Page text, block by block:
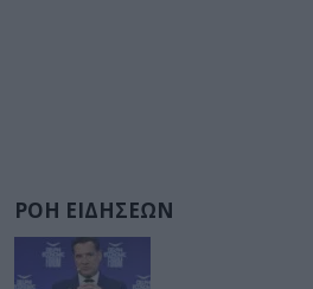
ΡΟΗ ΕΙΔΗΣΕΩΝ